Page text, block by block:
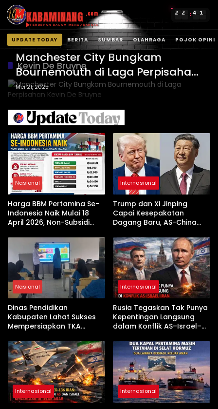
KABAMINANG .com
TERDEPAN DALAM MENGABARKAN
2 2 : 4 1
UPDATE TODAY BERITA SUMBAR OLAHRAGA POJOK OPINI
Langsung
konten
Kevin De Bruyne
Liga Inggris
Manchester City Bungkam
Bournemouth di Laga Perpisahan
Kevin De Bruyne
Mei 21, 2025
Nasional
Harga BBM Pertamina Se-
Indonesia Naik Mulai 18
April 2026, Non-Subsidi
Internasional
Trump dan Xi Jinping
Capai Kesepakatan
Dagang Baru, AS-China
Jelang Kunjungan Beijing
Nasional
Dinas Pendidikan
Kabupaten Lahat Sukses
Mempersiapkan TKA
Pembekalan Latihan Soal
Tanpa Internet
Internasional
Rusia Tegaskan Tak Punya
Kepentingan Langsung
dalam Konflik AS–Israel–
Internasional Internasional